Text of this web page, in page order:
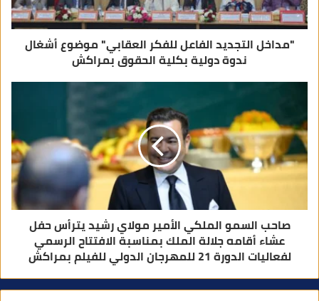
ي
"مداخل التجديد الفاعل للفكر العقابي" موضوع أشغال
ندوة دولية بكلية الحقوق بمراكش
صاحب السمو الملكي الأمير مولاي رشيد يترأس حفل
عشاء أقامه جلالة الملك بمناسبة الافتتاح الرسمي
لفعاليات الدورة 21 للمهرجان الدولي للفيلم بمراكش